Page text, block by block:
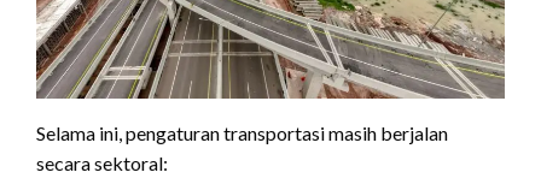
Selama ini, pengaturan transportasi masih berjalan
secara sektoral: